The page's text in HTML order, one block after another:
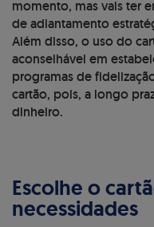
momento, mas vais ter
de adiantamento
Além disso, o uso do
aconselhável em
programas de
cartão, pois, a longo
dinheiro.
Escolhe o
necessidades